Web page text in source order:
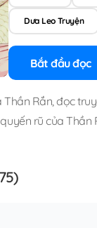
Dưa Leo Truyện
Bắt đầu đọc
Thần Rắn,đọc
rũ của Thần